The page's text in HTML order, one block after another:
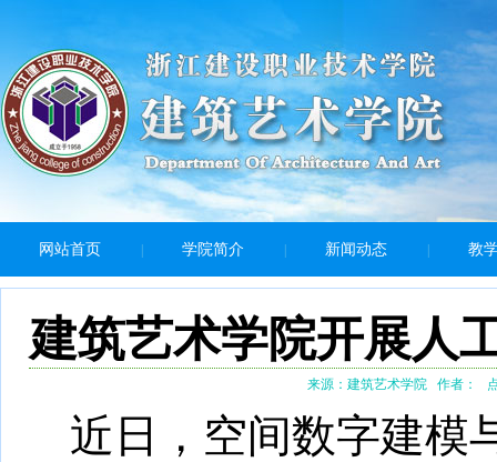
网站首页 学院简介 新闻动态 教
建筑艺术学院开展人
来源：建筑艺术学院 作者：
近日，空间数字建模